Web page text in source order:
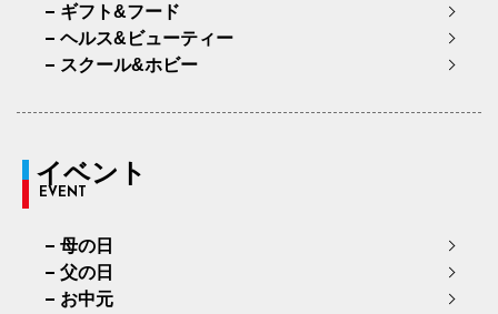
ギフト&フード
ヘルス&ビューティー
スクール&ホビー
イベント
EVENT
母の日
父の日
お中元